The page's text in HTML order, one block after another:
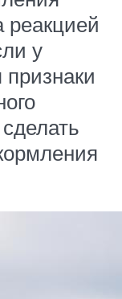
реакцией
у